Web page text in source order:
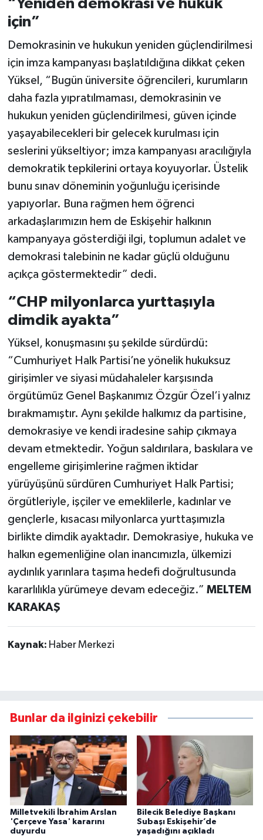
“Yeniden demokrasi ve hukuk
için”
Demokrasinin ve hukukun yeniden güçlendirilmesi
için imza kampanyası başlatıldığına dikkat çeken
Yüksel, “Bugün üniversite öğrencileri, kurumların
daha fazla yıpratılmaması, demokrasinin ve
hukukun yeniden güçlendirilmesi, güven içinde
yaşayabilecekleri bir gelecek kurulması için
seslerini yükseltiyor; imza kampanyası aracılığıyla
demokratik tepkilerini ortaya koyuyorlar. Üstelik
bunu sınav döneminin yoğunluğu içerisinde
yapıyorlar. Buna rağmen hem öğrenci
arkadaşlarımızın hem de Eskişehir halkının
kampanyaya gösterdiği ilgi, toplumun adalet ve
demokrasi talebinin ne kadar güçlü olduğunu
açıkça göstermektedir” dedi.
“CHP milyonlarca yurttaşıyla
dimdik ayakta”
Yüksel, konuşmasını şu şekilde sürdürdü:
“Cumhuriyet Halk Partisi’ne yönelik hukuksuz
girişimler ve siyasi müdahaleler karşısında
örgütümüz Genel Başkanımız Özgür Özel’i yalnız
bırakmamıştır. Aynı şekilde halkımız da partisine,
demokrasiye ve kendi iradesine sahip çıkmaya
devam etmektedir. Yoğun saldırılara, baskılara ve
engelleme girişimlerine rağmen iktidar
yürüyüşünü sürdüren Cumhuriyet Halk Partisi;
örgütleriyle, işçiler ve emeklilerle, kadınlar ve
gençlerle, kısacası milyonlarca yurttaşımızla
birlikte dimdik ayaktadır. Demokrasiye, hukuka ve
halkın egemenliğine olan inancımızla, ülkemizi
aydınlık yarınlara taşıma hedefi doğrultusunda
kararlılıkla yürümeye devam edeceğiz.” MELTEM
KARAKAŞ
Kaynak: Haber Merkezi
Bunlar da ilginizi çekebilir
Milletvekili İbrahim Arslan
'Çerçeve Yasa' kararını
duyurdu
Bilecik Belediye Başkanı
Subaşı Eskişehir’de
yaşadığını açıkladı